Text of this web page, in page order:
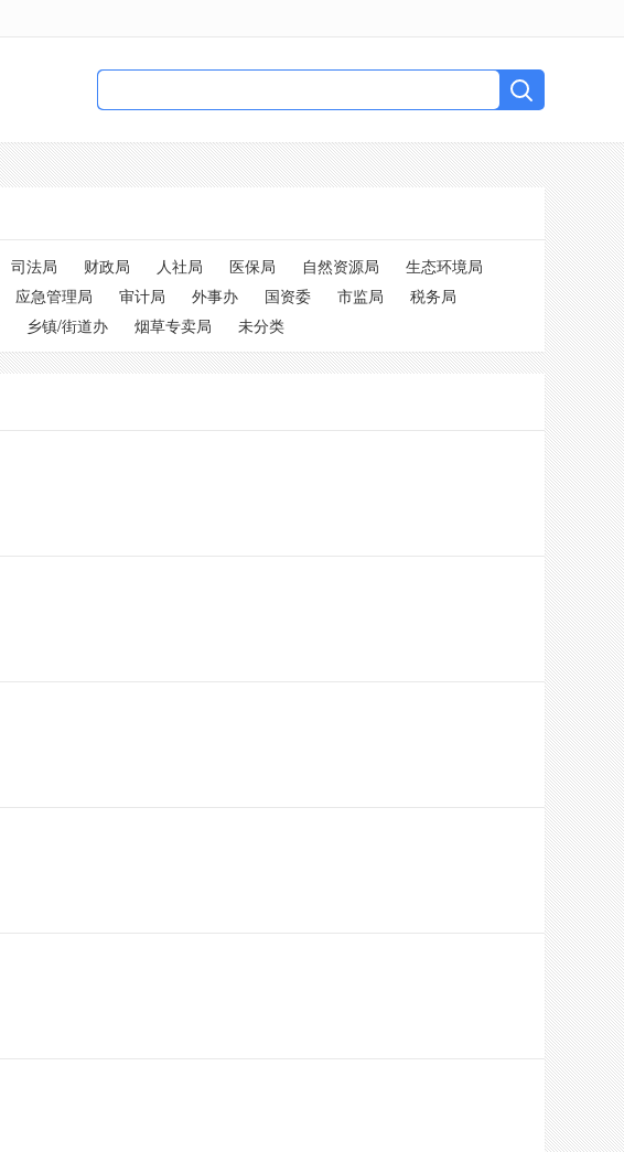
司法局 财政局 人社局 医保局 自然资源局
生态环境局
应急管理局 审计局 外事办 国资委 市监局
税务局
乡镇/街道办 烟草专卖局 未分类